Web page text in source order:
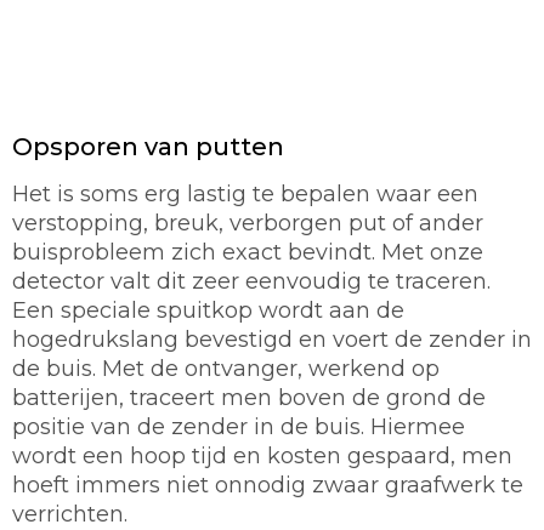
Opsporen van putten
Het is soms erg lastig te bepalen waar een
verstopping, breuk, verborgen put of ander
buisprobleem zich exact bevindt. Met onze
detector valt dit zeer eenvoudig te traceren.
Een speciale spuitkop wordt aan de
hogedrukslang bevestigd en voert de zender in
de buis. Met de ontvanger, werkend op
batterijen, traceert men boven de grond de
positie van de zender in de buis. Hiermee
wordt een hoop tijd en kosten gespaard, men
hoeft immers niet onnodig zwaar graafwerk te
verrichten.